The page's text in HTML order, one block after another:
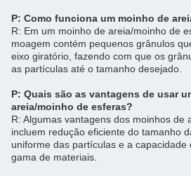
P: Como funciona um moinho de
R: Em um moinho de areia/moinho de
moagem contém pequenos grânulos
eixo giratório, fazendo com que os
as partículas até o tamanho desejado.
P: Quais são as vantagens de usar
areia/moinho de esferas?
R: Algumas vantagens dos moinhos de
incluem redução eficiente do tamanho
uniforme das partículas e a
gama de materiais.